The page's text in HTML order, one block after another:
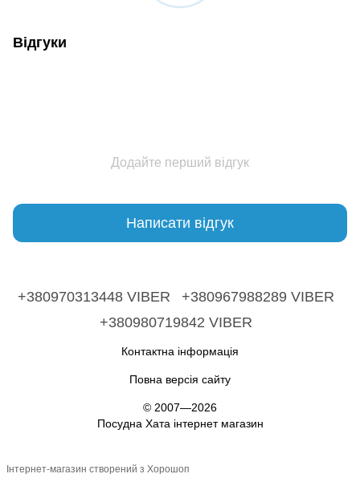
Відгуки
Додайте перший відгук
Написати відгук
+380970313448 VIBER
+380967988289 VIBER
+380980719842 VIBER
Контактна інформація
Повна версія сайту
© 2007—2026
Посудна Хата інтернет магазин
Інтернет-магазин створений з Хорошоп